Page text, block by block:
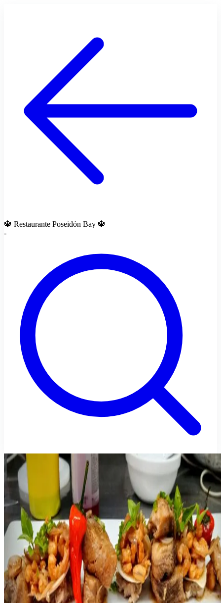
🔱 Restaurante Poseidón Bay 🔱
-